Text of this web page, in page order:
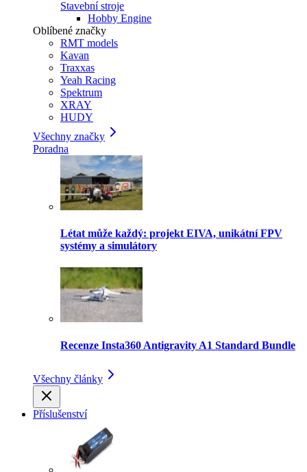
Stavební stroje
Hobby Engine
Oblíbené značky
RMT models
Kavan
Traxxas
Yeah Racing
Spektrum
XRAY
HUDY
Všechny značky
Poradna
Létat může každý: projekt EIVA, unikátní FPV
systémy a simulátory
Recenze Insta360 Antigravity A1 Standard Bundle
Všechny články
Příslušenství